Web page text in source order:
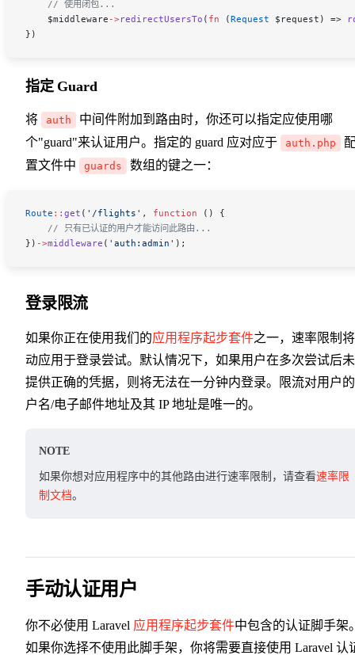
    // 使用闭包...
    $middleware
->redirectUsersTo ( fn (Request $request ) =>
})
指定 Guard
将 auth
中间件附加到路由时，你还可以指定应使用哪
个"guard"来认证用户。指定的 guard 应对应于
auth.php
置文件中
guards 数组的键之一：
Route :: get ( '/flights' , function () {
    // 只有已认证的用户才能访问此路由...
}) ->middleware ( 'auth:admin' );
登录限流
如果你正在使用我们的应用程序起步套件之一，速率限制
动应用于登录尝试。默认情况下，如果用户在多次尝试后
提供正确的凭据，则将无法在一分钟内登录。限流对用户
户名/电子邮件地址及其 IP 地址是唯一的。
NOTE
如果你想对应用程序中的其他路由进行速率限制，请查看速率限
制文档。
手动认证用户
你不必使用 Laravel 应用程序起步套件中包含的认证脚手架
如果你选择不使用此脚手架，你将需要直接使用 Laravel 认